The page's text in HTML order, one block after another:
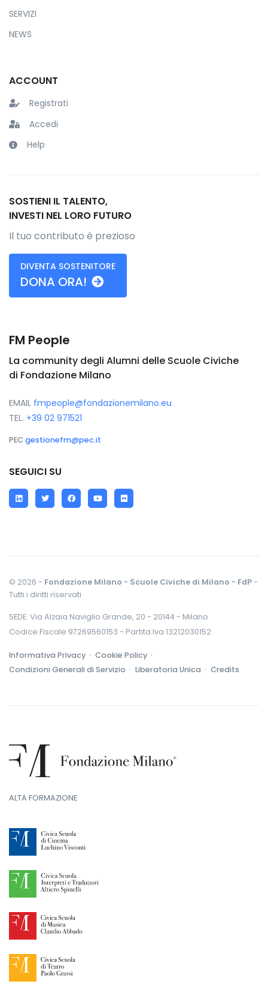
SERVIZI
NEWS
ACCOUNT
Registrati
Accedi
Help
SOSTIENI IL TALENTO,
INVESTI NEL LORO FUTURO
Il tuo contributo è prezioso
DIVENTA SOSTENITORE
DONA ORA!
FM People
La community degli Alumni delle Scuole Civiche
di Fondazione Milano
EMAIL fmpeople@fondazionemilano.eu
TEL. +39 02 971521
PEC gestionefm@pec.it
SEGUICI SU
LinkedInTwitterFacebookYouTube
Flickr
© 2026 - Fondazione Milano - Scuole Civiche di Milano - FdP-
Tutti i diritti riservati
SEDE: Via Alzaia Naviglio Grande, 20 - 20144 - Milano
Codice Fiscale 97269560153 - Partita Iva 13212030152
Informativa Privacy · Cookie Policy ·
Condizioni Generali di Servizio · Liberatoria Unica · Credits
ALTA FORMAZIONE